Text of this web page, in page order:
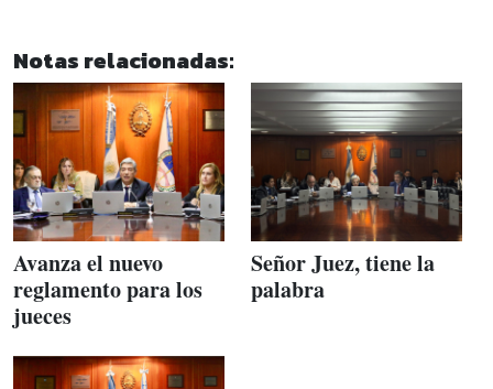
Notas relacionadas:
Avanza el nuevo
reglamento para los
jueces
Señor Juez, tiene la
palabra